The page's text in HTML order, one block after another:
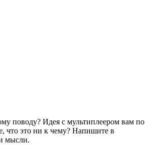
поводу? Идея с мультиплеером вам по
что это ни к чему? Напишите в
мысли.